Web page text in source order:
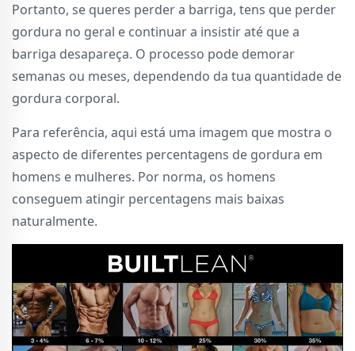
Portanto, se queres perder a barriga, tens que perder
gordura no geral e continuar a insistir até que a
barriga desapareça. O processo pode demorar
semanas ou meses, dependendo da tua quantidade de
gordura corporal.
Para referência, aqui está uma imagem que mostra o
aspecto de diferentes percentagens de gordura em
homens e mulheres. Por norma, os homens
conseguem atingir percentagens mais baixas
naturalmente.